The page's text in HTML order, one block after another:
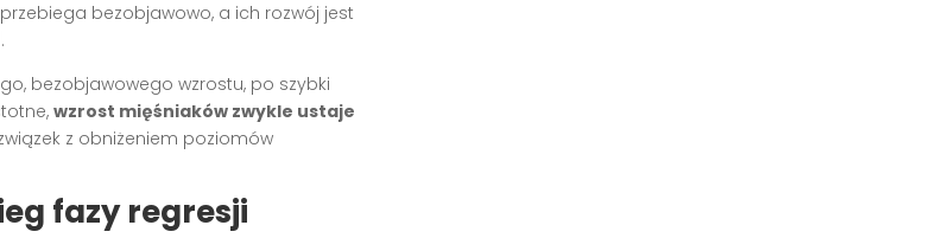
bezobjawowo, a ich rozwój jest
bezobjawowego wzrostu, po szybki
wzrost mięśniaków zwykle ustaje
z obniżeniem poziomów
fazy regresji